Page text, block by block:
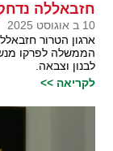
חזבאללה
10 ב אוגוסט 2025
ארגון הטרור
הממשלה לפרקו
לבנון וצבאה.
לקריאה >>